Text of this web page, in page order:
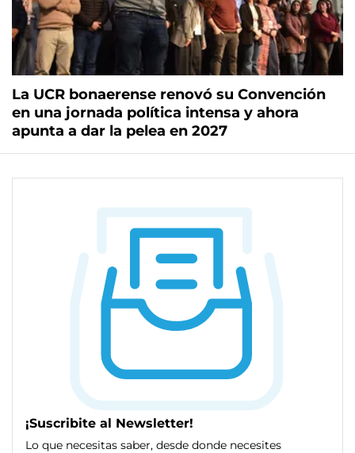
La UCR bonaerense renovó su Convención
en una jornada política intensa y ahora
apunta a dar la pelea en 2027
¡Suscribite al Newsletter!
Lo que necesitas saber, desde donde necesites